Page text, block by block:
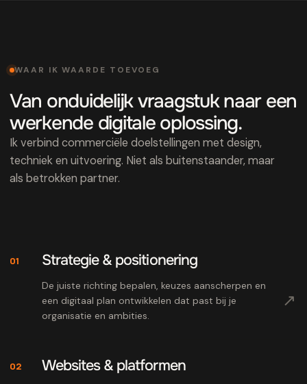
WAAR IK WAARDE TOEVOEG
Van onduidelijk vraagstuk naar een
werkende digitale oplossing.
Ik verbind commerciële doelstellingen met design,
techniek en uitvoering. Niet als buitenstaander, maar
als betrokken partner.
01 Strategie & positionering
De juiste richting bepalen, keuzes aanscherpen en
een digitaal plan ontwikkelen dat past bij je
organisatie en ambities.
↗
02 Websites & platformen